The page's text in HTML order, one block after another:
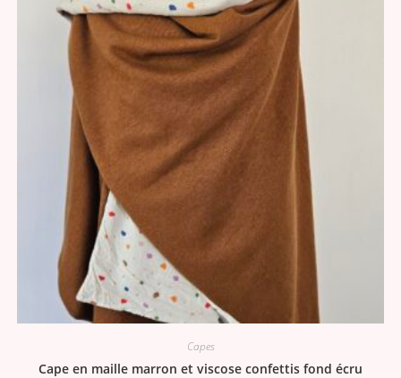
Capes
Cape en maille marron et viscose confettis fond écru